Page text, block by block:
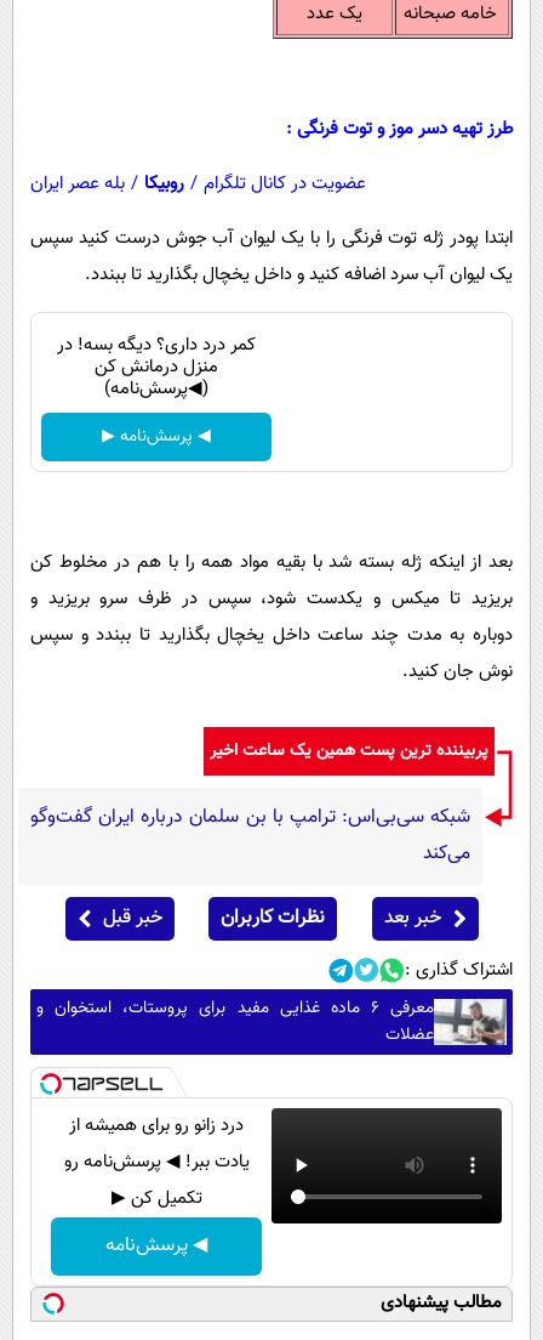
خامه صبحانه
يک عدد
طرز تهیه دسر موز و توت فرنگی :
عضویت در کانال تلگرام / روبیکا / بله عصر ایران
ابتدا پودر ژله توت فرنگی را با يک ليوان آب جوش درست كنيد سپس
يک ليوان آب سرد اضافه كنيد و داخل یخچال بگذاريد تا ببندد.
کمر درد داری؟ دیگه بسه! در
منزل درمانش کن
(◀پرسش‌نامه)
◀ پرسش‌نامه ▶
بعد از اينكه ژله بسته شد با بقيه مواد همه را با هم در مخلوط كن
بريزيد تا ميكس و يكدست شود، سپس در ظرف سرو بریزید و
دوباره به مدت چند ساعت داخل یخچال بگذاريد تا ببندد و سپس
نوش جان كنيد.
پربیننده ترین پست همین یک ساعت اخیر
شبکه سی‌بی‌اس: ترامپ با بن سلمان درباره ایران گفت‌وگو
می‌کند
خبر بعد نظرات کاربران خبر قبل
اشتراک گذاری :
معرفی ۶ ماده غذایی مفید برای پروستات، استخوان و
عضلات
درد زانو رو برای همیشه از
یادت ببر! ◀ پرسش‌نامه رو
تکمیل کن ▶
◀ پرسش‌نامه
مطالب پیشنهادی